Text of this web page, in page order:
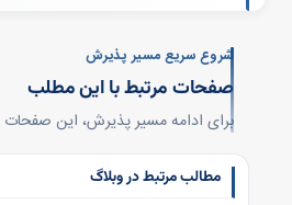
شروع سریع مسیر پذیرش
صفحات مرتبط با این مطلب
برای ادامه مسیر پذیرش، این
مطالب مرتبط در وبلاگ